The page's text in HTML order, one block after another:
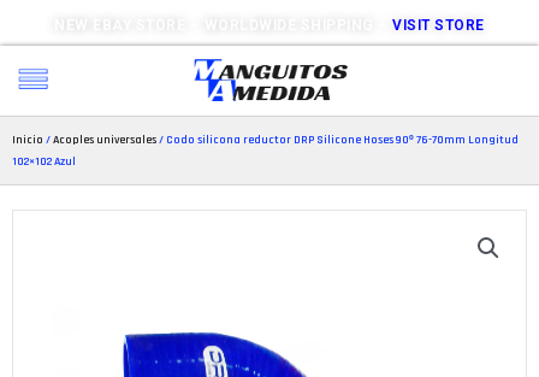
NEW EBAY STORE – WORLDWIDE SHIPPING –VISIT STORE
Inicio /Acoples universales/ Codo silicona reductor DRP Silicone Hoses 90º 76-70mm Longitud
102×102 Azul